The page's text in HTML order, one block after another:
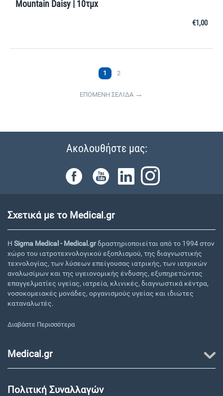
Mountain Daisy | 10τμχ
€1,00
1 2
ΕΠΟΜΕΝΗ ΣΕΛΙΔΑ
Ακολουθήστε μας:
Σχετικά με το Medical.gr
Η Sigma Medical - Medical.grδραστηριοποιείται από το 1994 στον
χώρο του ιατροτεχνολογικού εξοπλισμού, της διαγνωστικής
τεχνολογίας, των λύσεων επείγουσας ιατρικής, των ιατρικών
αναλωσίμων και της υγειονομικής ένδυσης, εξυπηρετώντας
επαγγελματίες υγείας, ιατρεία, κλινικές, διαγνωστικά κέντρα,
νοσοκομειακές μονάδες, οργανισμούς υγείας και ιδιώτες
καταναλωτές.
Διαβάστε Περισσότερα
Medical.gr
Πολιτική Συναλλαγών